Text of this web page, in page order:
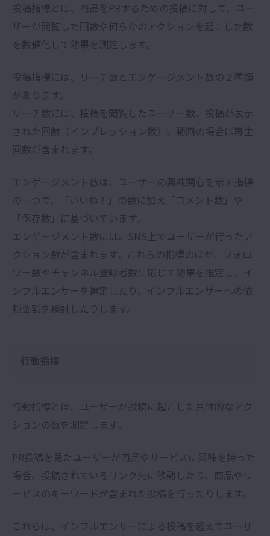
投稿指標とは、商品をPRするための投稿に対して、ユー
ザーが閲覧した回数や何らかのアクションを起こした数
を数値化して効果を測定します。
投稿指標には、リーチ数とエンゲージメント数の２種類
があります。
リーチ数には、投稿を閲覧したユーザー数、投稿が表示
された回数（インプレッション数）、動画の場合は再生
回数が含まれます。
エンゲージメント数は、ユーザーの興味関心を示す指標
の一つで、「いいね！」の数に加え「コメント数」や
「保存数」に基づいています。
エンゲージメント数には、SNS上でユーザーが行ったア
クション数が含まれます。
これらの指標のほか、フォロ
ワー数やチャンネル登録者数に応じて効果を推定し、イ
ンフルエンサーを選定したり、インフルエンサーへの依
頼金額を検討したりします。
行動指標
行動指標とは、ユーザーが投稿に起こした具体的なアク
ションの数を測定します。
PR投稿を見たユーザーが商品やサービスに興味を持った
場合、投稿されているリンク先に移動したり、商品やサ
ービスのキーワードが含まれた投稿を行ったりします。
これらは、インフルエンサーによる投稿を超えてユーザ